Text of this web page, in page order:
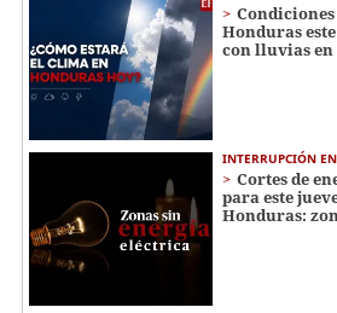
Honduras
con lluvias
INTERRUPCIÓN
Cortes de
para este
Honduras: